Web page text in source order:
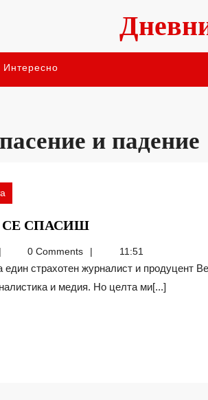
Интересно
и падение
СЕ СПАСИШСИЛАТА
СЕ
СПАСИШ
0 Comments 11:51
и медия. Но целта ми[...]